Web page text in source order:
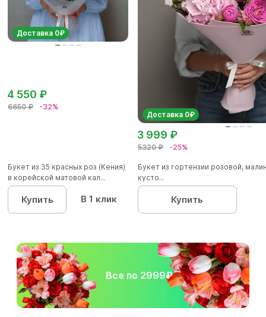
Доставка 0₽
6650 ₽ -32%
4 550 ₽
Букет из 35 красных роз (Кения)
в корейской матовой кал...
Купить В 1 клик
Доставка 0₽
5320 ₽ -25%
3 999 ₽
Букет из гортензии розовой,
кусто...
Купить
Все по 2999₽